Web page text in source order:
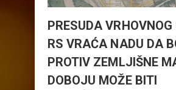
PRESUDA
RS VRAĆA NADU DA
PROTIV ZEMLJIŠNE
DOBOJU MOŽE BITI